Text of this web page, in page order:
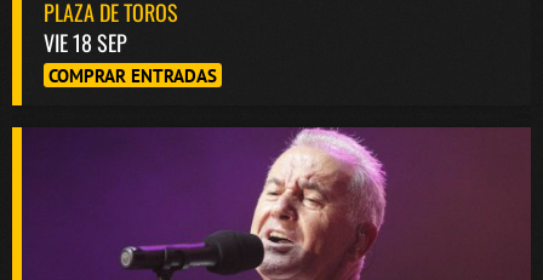
PLAZA DE TOROS
VIE 18 SEP
COMPRAR ENTRADAS